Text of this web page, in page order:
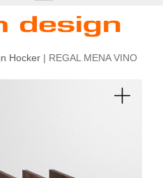
Hocker | REGAL MENA VINO